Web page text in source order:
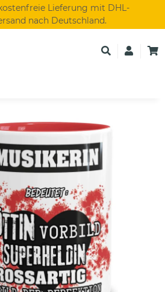
Lieferung mit DHL-
nach Deutschland.